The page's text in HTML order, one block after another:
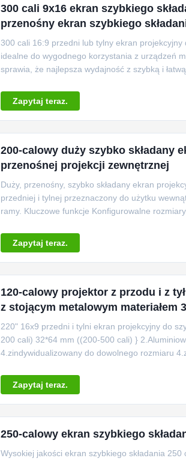
300 cali 9x16 ekran szybkiego
przenośny ekran szybkiego
300 cali 16:9 przedni lub tylny ekran projekcyjny
idealne do wygodnego korzystania z urządzeń
sprawia, że najlepsza wydajność z szybką i
Zapytaj teraz.
200-calowy duży szybko składany
przenośnej projekcji zewnętrznej
Duży, przenośny, szybko składany ekran
przedniej i tylnej przeznaczony do użytku
ramy. Kluczowe funkcje Konfigurowalne
Zapytaj teraz.
120-calowy projektor z przodu i z
z stojącym metalowym materiałem
220" 16x9 przedni i tylni ekran projekcyjny do
200 cali) 32*64 mm ((200-500 cali) }
4.zindywidualizowany do dowolnego rozmiaru
Zapytaj teraz.
250-calowy ekran szybkiego
Wysokiej jakości ekran szybkiego składania